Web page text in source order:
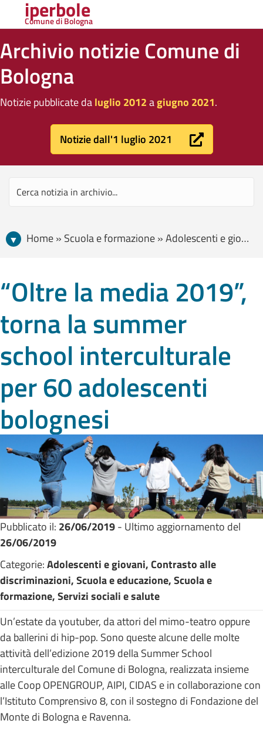
iperbole
Comune di Bologna
Archivio notizie Comune di
Bologna
Notizie pubblicate daluglio 2012agiugno 2021.
Notizie dall'1 luglio 2021
Home » Scuola e formazione » Adolescenti e giovani » “Oltre la media 2019”, torna la summer school interculturale per 60 adolescenti bolognesi
“Oltre la media 2019”,
torna la summer
school interculturale
per 60 adolescenti
bolognesi
Pubblicato il: 26/06/2019- Ultimo aggiornamento del
26/06/2019
Categorie:Adolescenti e giovani, Contrasto alle
discriminazioni, Scuola e educazione, Scuola e
formazione, Servizi sociali e salute
Un’estate da youtuber, da attori del mimo-teatro oppure
da ballerini di hip-pop. Sono queste alcune delle molte
attività dell’edizione 2019 della Summer School
interculturale del Comune di Bologna, realizzata insieme
alle Coop OPENGROUP, AIPI, CIDAS e in collaborazione con
l’Istituto Comprensivo 8, con il sostegno di Fondazione del
Monte di Bologna e Ravenna.